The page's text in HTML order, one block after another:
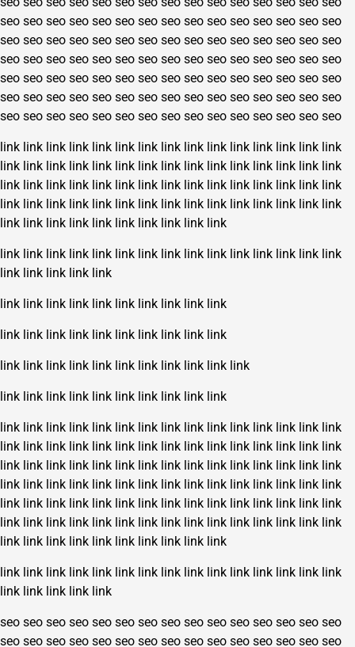
seo seo seo seo seo seo seo seo seo seo seo seo seo seo seo
seo seo seo seo seo seo seo seo seo seo seo seo seo seo seo
seo seo seo seo seo seo seo seo seo seo seo seo seo seo seo
seo seo seo seo seo seo seo seo seo seo seo seo seo seo seo
seo seo seo seo seo seo seo seo seo seo seo seo seo seo seo
seo seo seo seo seo seo seo seo seo seo seo seo seo seo seo
link link link link link link link link link link link link link link link
link link link link link link link link link link link link link link link
link link link link link link link link link link link link link link link
link link link link link link link link link link link link link link link
link link link link link link link link link link
link link link link link link link link link link link link link link link
link link link link link
link link link link link link link link link link
link link link link link link link link link link
link link link link link link link link link link link
link link link link link link link link link link
link link link link link link link link link link link link link link link
link link link link link link link link link link link link link link link
link link link link link link link link link link link link link link link
link link link link link link link link link link link link link link link
link link link link link link link link link link link link link link link
link link link link link link link link link link link link link link link
link link link link link link link link link link
link link link link link link link link link link link link link link link
link link link link link
seo seo seo seo seo seo seo seo seo seo seo seo seo seo seo
seo seo seo seo seo seo seo seo seo seo seo seo seo seo seo